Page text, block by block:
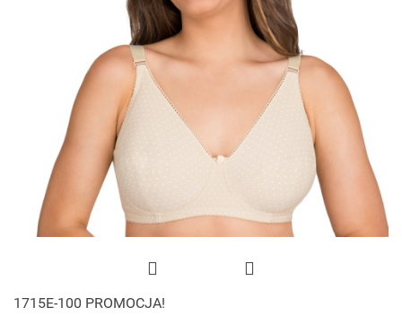
1715E-100 PROMOCJA!